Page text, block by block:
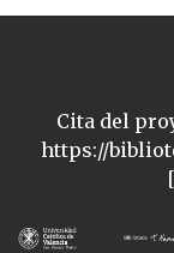
Cita del
https://